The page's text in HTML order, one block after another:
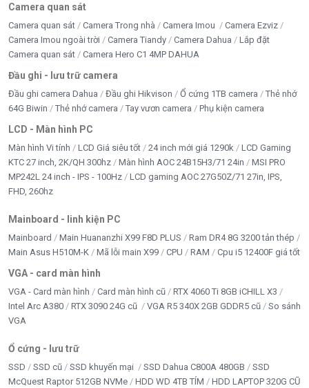
Kim loại + kính cường lực
mainboard
M-ATX, ITX
Khay ổ cứng 2 x SSD, 1 x HDD
Chiều dài VGA tối
đa
305mm
Chiều cao CPU
Radiator hỗ trợ Top: 240mm
Hỗ trợ quạt
Xuất xứ Trung Quốc
Camera quan sát
Camera quan sát Camera Trong nhà Camera Imou
Camera Ezviz
Camera Imou ngoài trời
Camera Tiandy Camera Dahua
Lắp đặt
Camera quan sát
Camera Hero C1 4MP DAHUA
Đầu ghi - lưu trữ camera
Đầu ghi camera Dahua Đầu ghi Hikvison Ổ cứng 1TB camera
Thẻ nhớ
64G Biwin
Thẻ nhớ camera Tay vươn camera Phụ kiện camera
LCD - Màn hình PC
Màn hình Vi tính LCD Giá siêu tốt 24 inch mới giá 1290k
LCD Gaming
KTC 27 inch, 2K/QH 300hz
Màn hình AOC 24B15H3/71 24in
MSI PRO
MP242L 24 inch - IPS - 100Hz
LCD gaming AOC 27G50Z/71 27in, IPS,
FHD, 260hz
Mainboard - linh kiện PC
Mainboard Main Huananzhi X99 F8D PLUS
Ram DR4 8G 3200 tản thép
Main Asus H510M-K
Mã lỗi main X99 CPU RAM Cpu i5 12400F giá tốt
VGA - card màn hình
VGA - Card màn hình Card màn hình cũ
RTX 4060 Ti 8GB iCHILL X3
Intel Arc A380
RTX 3090 24G cũ VGA R5 340X 2GB GDDR5 cũ
So sánh
VGA
Ổ cứng - lưu trữ
SSD SSD cũ SSD khuyến mại SSD Dahua C800A 480GB
SSD
McQuest Raptor 512GB NVMe
HDD WD 4TB TÍM
HDD LAPTOP 320G CŨ